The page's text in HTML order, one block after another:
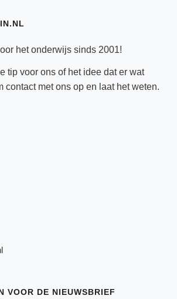
het onderwijs sinds 2001!
tip voor ons of het idee dat er wat
contactmet ons op en laat het weten.
VOOR DE NIEUWSBRIEF